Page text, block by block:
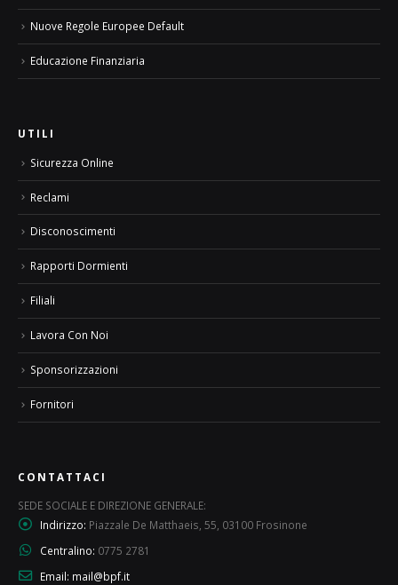
Nuove Regole Europee Default
Educazione Finanziaria
UTILI
Sicurezza Online
Reclami
Disconoscimenti
Rapporti Dormienti
Filiali
Lavora Con Noi
Sponsorizzazioni
Fornitori
CONTATTACI
SEDE SOCIALE E DIREZIONE GENERALE:
Indirizzo: Piazzale De Matthaeis, 55, 03100 Frosinone
Centralino: 0775 2781
Email: mail@bpf.it